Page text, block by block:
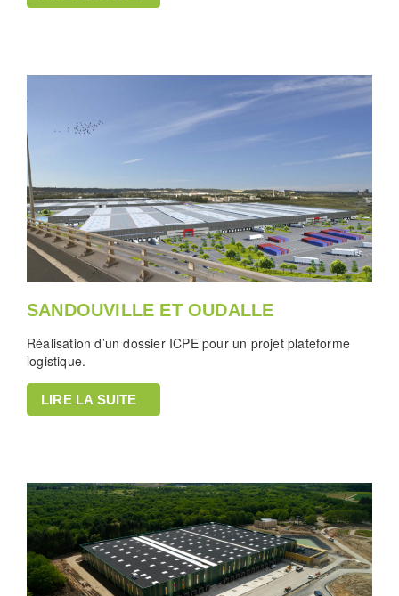
SANDOUVILLE ET OUDALLE
Réalisation d’un dossier ICPE pour un projet plateforme
logistique.
LIRE LA SUITE